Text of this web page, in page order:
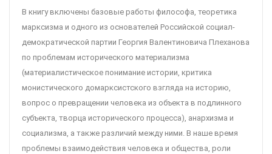
В книгу включены базовые работы философа, теоретика
марксизма и одного из основателей Российской социал-
демократической партии Георгия Валентиновича Плеханова
по проблемам исторического материализма
(материалистическое понимание истории, критика
монистического домарксистского взгляда на историю,
вопрос о превращении человека из объекта в подлинного
субъекта, творца исторического процесса), анархизма и
социализма, а также различий между ними. В наше время
проблемы взаимодействия человека и общества, роли